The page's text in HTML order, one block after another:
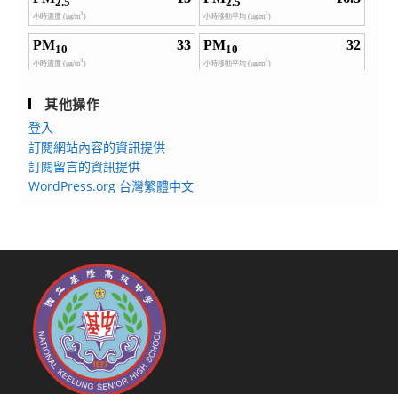
其他操作
登入
訂閱網站內容的資訊提供
訂閱留言的資訊提供
WordPress.org 台灣繁體中文